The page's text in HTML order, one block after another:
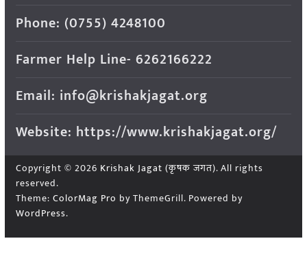
Phone: (0755) 4248100
Farmer Help Line- 6262166222
Email: info@krishakjagat.org
Website: https://www.krishakjagat.org/
Copyright © 2026 Krishak Jagat (कृषक जगत). All rights
reserved.
Theme: ColorMag Pro by ThemeGrill. Powered by
WordPress.